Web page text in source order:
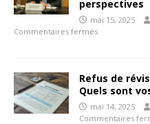
perspectives
mai 15, 2025
Commentaires fermés
Refus de
Quels sont
mai 14, 2025
Commentaires